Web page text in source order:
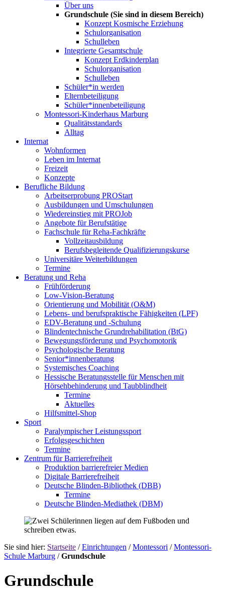
Über uns
Grundschule (Sie sind in diesem Bereich)
Konzept Kosmische Erziehung
Schulorganisation
Schulleben
Integrierte Gesamtschule
Konzept Erdkinderplan
Schulorganisation
Schulleben
Schüler*in werden
Elternbeteiligung
Schüler*innenbeteiligung
Montessori-Kinderhaus Marburg
Qualitätsstandards
Alltag
Internat
Wohnformen
Leben im Internat
Freizeit
Konzepte
Berufliche Bildung
Arbeitserprobung PROStart
Ausbildungen und Umschulungen
Wiedereinstieg mit PROJob
Angebote für Berufstätige
Fachschule für Reha-Fachkräfte
Vollzeitausbildung
Berufsbegleitende Qualifizierungskurse
Universitäre Weiterbildungen
Termine
Beratung und Reha
Frühförderung
Low-Vision-Beratung
Orientierung und Mobilität (O&M)
Lebens- und berufspraktische Fähigkeiten (LPF)
EDV-Beratung und -Schulung
Blindentechnische Grundrehabilitation (BtG)
Bewegungsförderung und Psychomotorik
Psychologische Beratung
Senior*innenberatung
Systemisches Coaching
Hessische Beratungsstelle für Menschen mit
Hörsehbehinderung und Taubblindheit
Termine
Aktuelles
Hilfsmittel-Shop
Sport
Paralympischer Leistungssport
Erfolgsgeschichten
Termine
Zentrum für Barrierefreiheit
Produktion barrierefreier Medien
Digitale Barrierefreiheit
Deutsche Blinden-Bibliothek (DBB)
Termine
Deutsche Blinden-Mediathek (DBM)
Sie sind hier: Startseite /Einrichtungen /Montessori /Montessori-
Schule Marburg /Grundschule
Grundschule